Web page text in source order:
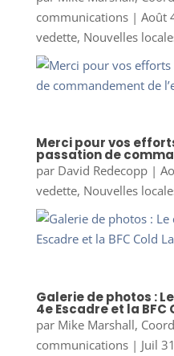
communications| Août
vedette, Nouvelles
Merci pour vos
passation de
par David Redecopp|
vedette, Nouvelles
Galerie de photos :
4e Escadre et la BFC
par Mike Marshall,
communications| Juil